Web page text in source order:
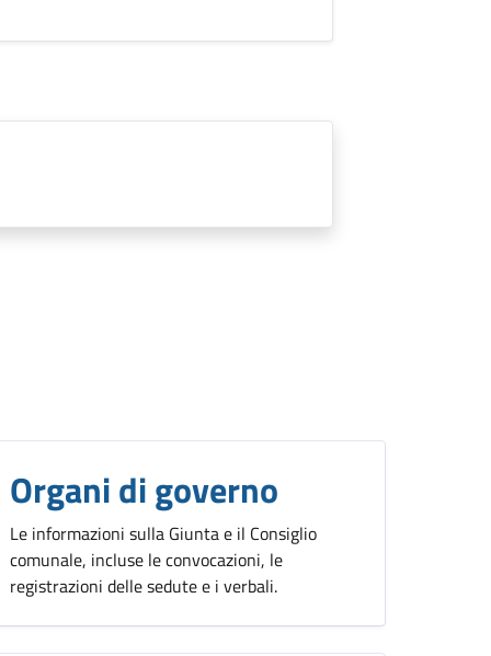
Organi di governo
Le informazioni sulla Giunta e il Consiglio
comunale, incluse le convocazioni, le
registrazioni delle sedute e i verbali.